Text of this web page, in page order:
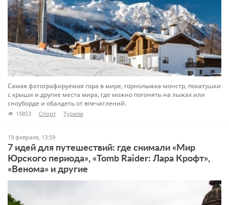
Самая фотографируемая гора в мире, горнолыжка-монстр, покатушки
с крыши и другие места мира, где можно погонять на лыжах или
сноуборде и обалдеть от впечатлений.
15853 Спорт Туризм
19 февраля, 13:59
7 идей для путешествий: где снимали «Мир
Юрского периода», «Tomb Raider: Лара Крофт»,
«Венома» и другие